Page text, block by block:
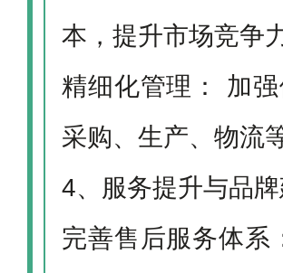
本，提升市场竞争力
精细化管理： 加
采购、生产、物流
4、服务提升与品牌
完善售后服务体系